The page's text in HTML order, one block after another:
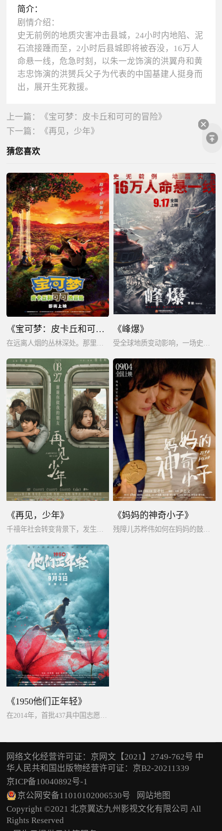
简介：
剧情介绍：
史无前例的地质灾害冲击县城，24小时内地陷、泥
石流接踵而至，2小时后县城即将被吞没，16万人
命悬一线，危急时刻，以朱一龙饰演的洪翼舟和黄
志忠饰演的洪赟兵父子为代表的中国基建人挺身而
出，展开生死救援。
上一篇：
《宝可梦：皮卡丘和可可的冒险》
下一篇：
《再见，少年》
猜您喜欢
《宝可梦：皮卡丘和可可的冒险》
在远离人烟的丛林深处。那里有不容任何人踏足的，用严格的规定守卫的宝可梦们的乐园—子亲森林。
《峰爆》
受全球地质变动影响，一场史无前例的地质灾害在云江县城突发，居住其中的16万人即将被吞没，危急时刻，以小洪和老洪父子为代表的基建人挺身而出展开生死救援。
《再见，少年》 《妈妈的神奇小子》
《1950他们正年轻》
网络文化经营许可证：京网文【2021】2749-762号 中
华人民共和国出版物经营许可证：京B2-20211339
京ICP备10040892号-1
京公网安备11010102006530号
网站地图
Copyright ©2021 北京翼达九州影视文化有限公司 All
Rights Reserved